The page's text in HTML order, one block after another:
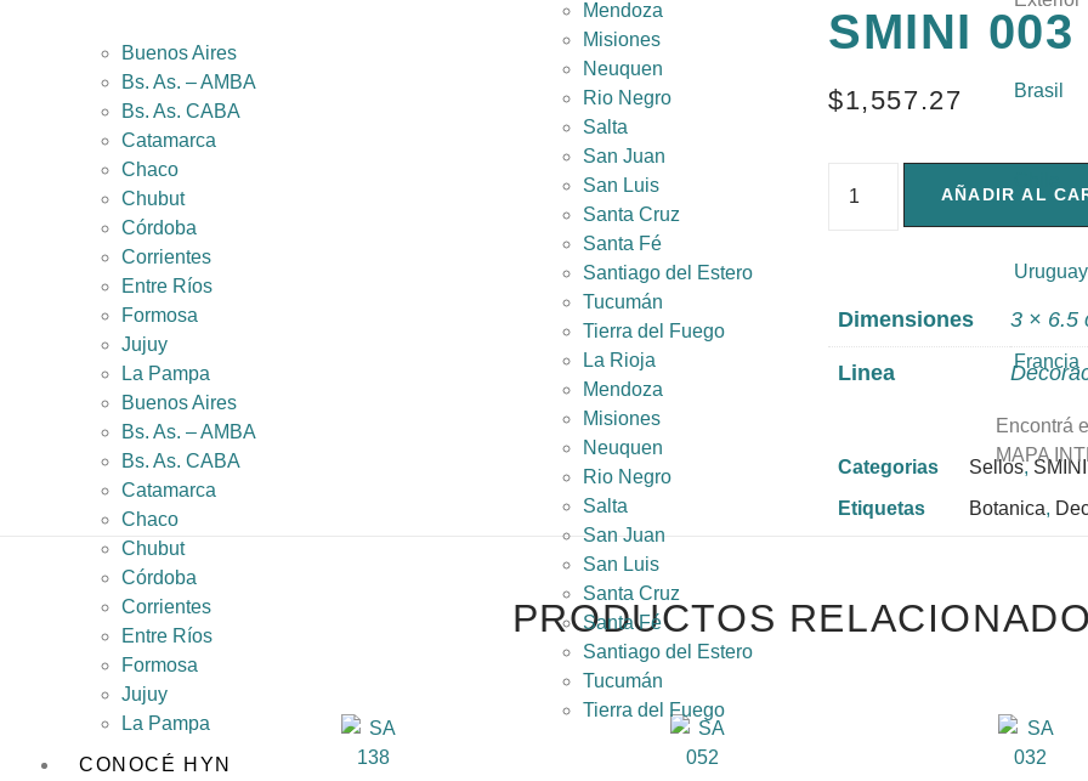
Buenos Aires
Bs. As. – AMBA
Bs. As. CABA
Catamarca
Chaco
Chubut
Córdoba
Corrientes
Entre Ríos
Formosa
Jujuy
La Pampa
Buenos Aires
Bs. As. – AMBA
Bs. As. CABA
Catamarca
Chaco
Chubut
Córdoba
Corrientes
Entre Ríos
Formosa
Jujuy
La Pampa
Mendoza
Misiones
Neuquen
Rio Negro
Salta
San Juan
San Luis
Santa Cruz
Santa Fé
Santiago del Estero
Tucumán
Tierra del Fuego
La Rioja
Mendoza
Misiones
Neuquen
Rio Negro
Salta
San Juan
San Luis
Santa Cruz
Santa Fé
Santiago del Estero
Tucumán
Tierra del Fuego
Brasil
Uruguay
Francia
Encontrá
MAPA
CONOCÉ HYN
SMINI 003
$1,557.27
AÑADIR AL
Dimensiones 3 × 6.5
Linea
Categorias Sellos,
Etiquetas
Botanica,
PRODUCTOS